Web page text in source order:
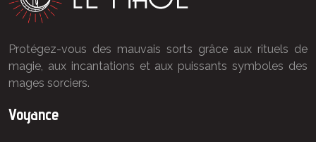
Protégez-vous des mauvais sorts grâce aux rituels de
magie, aux incantations et aux puissants symboles des
mages sorciers.
Voyance